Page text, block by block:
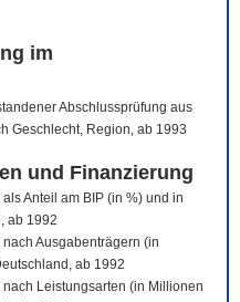
im
Abschlussprüfung aus
Geschlecht, Region, ab 1993
und Finanzierung
Anteil am BIP (in %) und in
ab 1992
Ausgabenträgern (in
ab 1992
Leistungsarten (in Millionen